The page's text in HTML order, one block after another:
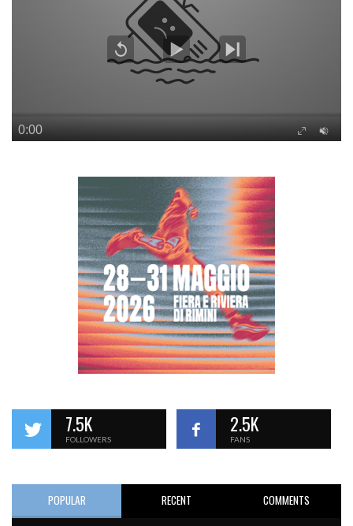
7.5K
FOLLOWERS
2.5K
FANS
POPULAR RECENT COMMENTS